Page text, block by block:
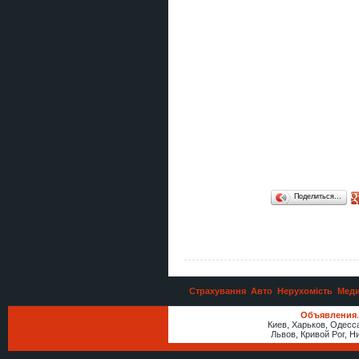
Виїзний тир зі стрільбою з лука на
Поделиться…
Страхування Авто Нерухомість
Объявления
Киев, Харьков,
Львов, Кривой Рог,